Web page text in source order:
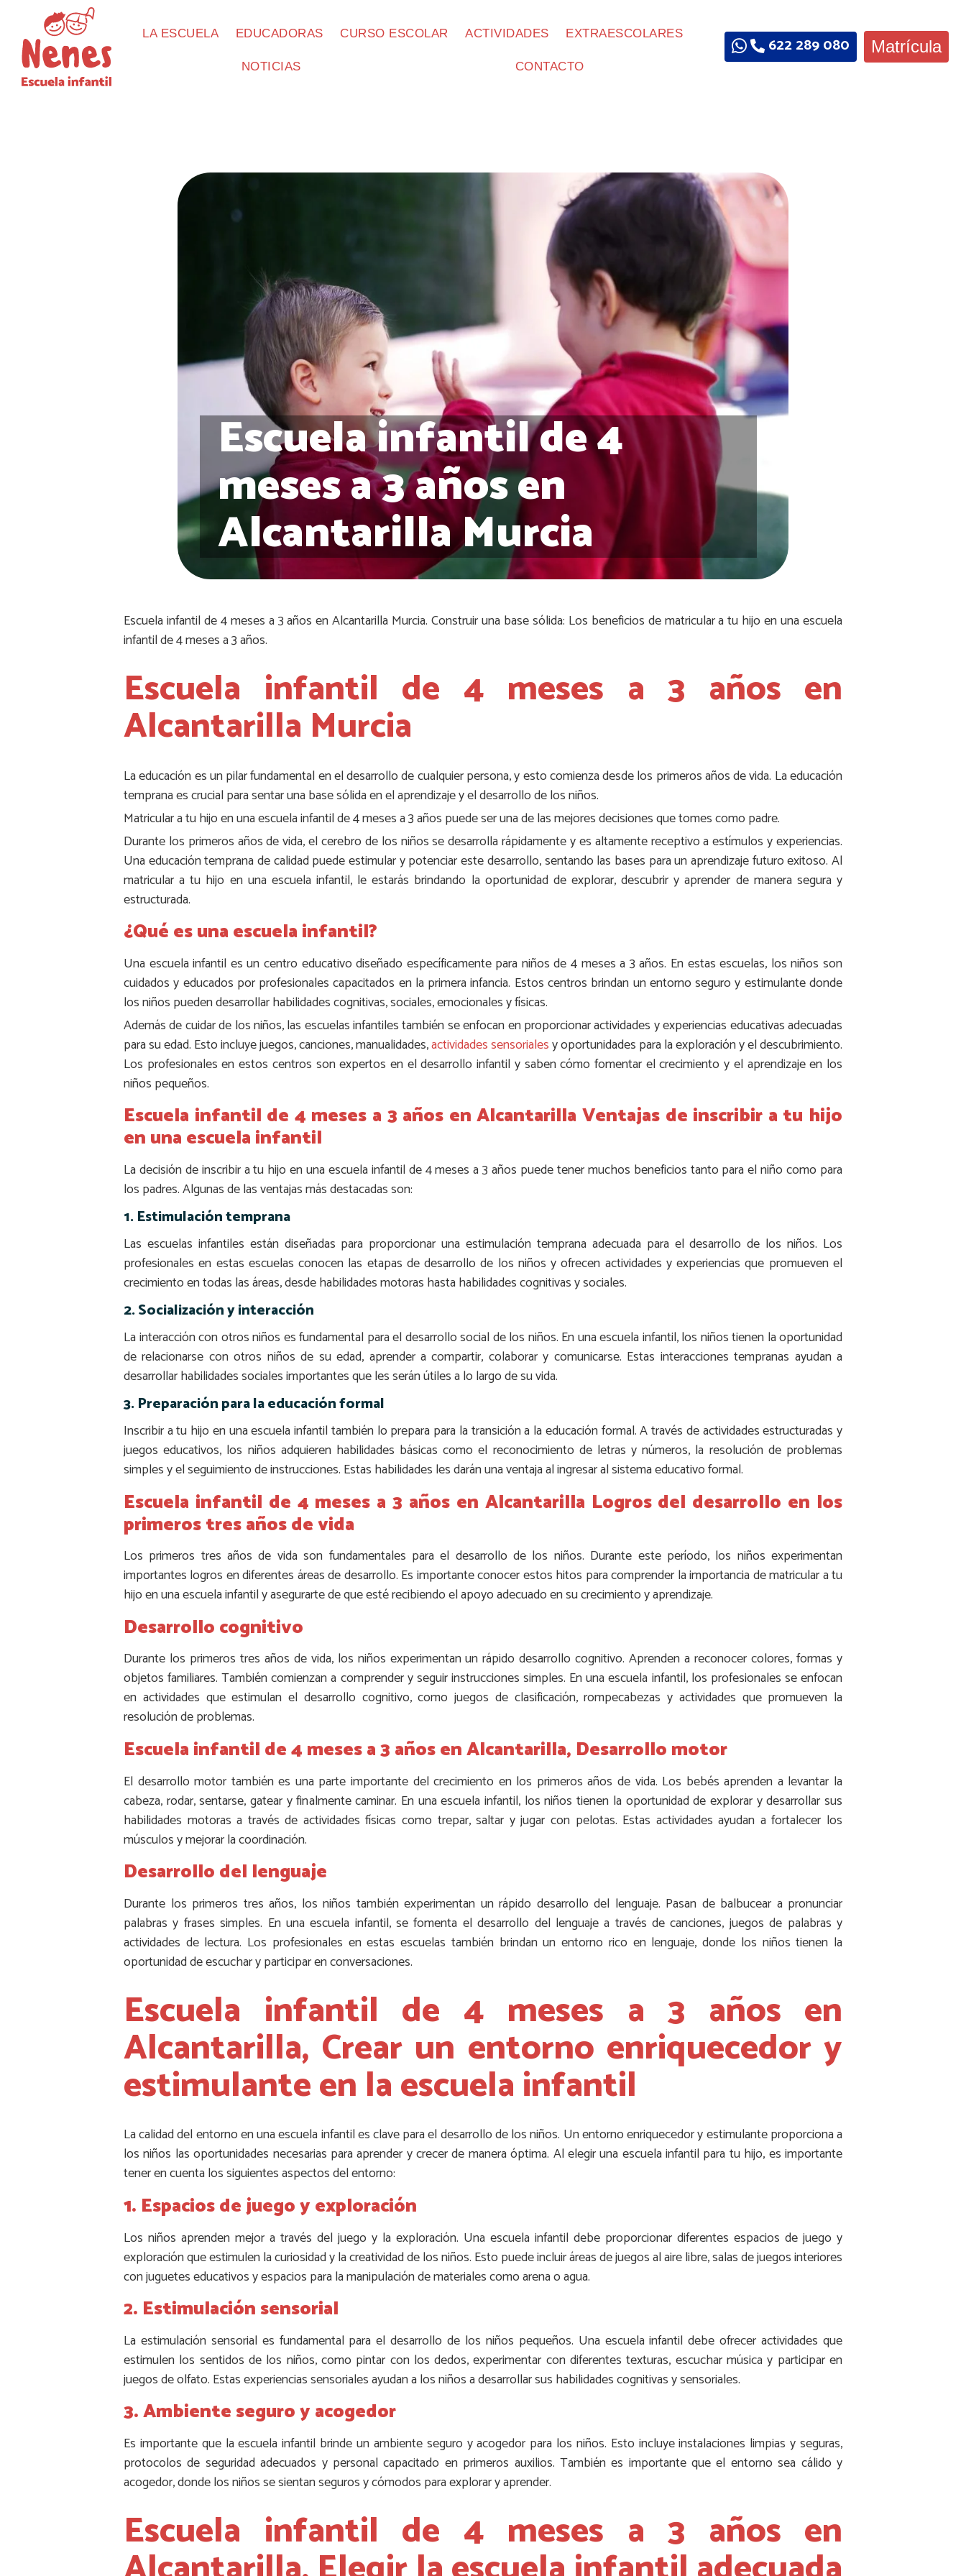
LA ESCUELA EDUCADORAS CURSO ESCOLAR ACTIVIDADES EXTRAESCOLARES
NOTICIAS CONTACTO
622 289 080 Matrícula
Escuela infantil de 4
meses a 3 años en
Alcantarilla Murcia
Escuela infantil de 4 meses a 3 años en Alcantarilla Murcia. Construir una base sólida: Los beneficios de matricular a tu hijo en una escuela
infantil de 4 meses a 3 años.
Escuela infantil de 4 meses a 3 años en
Alcantarilla Murcia
La educación es un pilar fundamental en el desarrollo de cualquier persona, y esto comienza desde los primeros años de vida. La educación
temprana es crucial para sentar una base sólida en el aprendizaje y el desarrollo de los niños.
Matricular a tu hijo en una escuela infantil de 4 meses a 3 años puede ser una de las mejores decisiones que tomes como padre.
Durante los primeros años de vida, el cerebro de los niños se desarrolla rápidamente y es altamente receptivo a estímulos y experiencias.
Una educación temprana de calidad puede estimular y potenciar este desarrollo, sentando las bases para un aprendizaje futuro exitoso. Al
matricular a tu hijo en una escuela infantil, le estarás brindando la oportunidad de explorar, descubrir y aprender de manera segura y
estructurada.
¿Qué es una escuela infantil?
Una escuela infantil es un centro educativo diseñado específicamente para niños de 4 meses a 3 años. En estas escuelas, los niños son
cuidados y educados por profesionales capacitados en la primera infancia. Estos centros brindan un entorno seguro y estimulante donde
los niños pueden desarrollar habilidades cognitivas, sociales, emocionales y físicas.
Además de cuidar de los niños, las escuelas infantiles también se enfocan en proporcionar actividades y experiencias educativas adecuadas
para su edad. Esto incluye juegos, canciones, manualidades,actividades sensorialesy oportunidades para la exploración y el descubrimiento.
Los profesionales en estos centros son expertos en el desarrollo infantil y saben cómo fomentar el crecimiento y el aprendizaje en los
niños pequeños.
Escuela infantil de 4 meses a 3 años en Alcantarilla Ventajas de inscribir a tu hijo
en una escuela infantil
La decisión de inscribir a tu hijo en una escuela infantil de 4 meses a 3 años puede tener muchos beneficios tanto para el niño como para
los padres. Algunas de las ventajas más destacadas son:
1. Estimulación temprana
Las escuelas infantiles están diseñadas para proporcionar una estimulación temprana adecuada para el desarrollo de los niños. Los
profesionales en estas escuelas conocen las etapas de desarrollo de los niños y ofrecen actividades y experiencias que promueven el
crecimiento en todas las áreas, desde habilidades motoras hasta habilidades cognitivas y sociales.
2. Socialización y interacción
La interacción con otros niños es fundamental para el desarrollo social de los niños. En una escuela infantil, los niños tienen la oportunidad
de relacionarse con otros niños de su edad, aprender a compartir, colaborar y comunicarse. Estas interacciones tempranas ayudan a
desarrollar habilidades sociales importantes que les serán útiles a lo largo de su vida.
3. Preparación para la educación formal
Inscribir a tu hijo en una escuela infantil también lo prepara para la transición a la educación formal. A través de actividades estructuradas y
juegos educativos, los niños adquieren habilidades básicas como el reconocimiento de letras y números, la resolución de problemas
simples y el seguimiento de instrucciones. Estas habilidades les darán una ventaja al ingresar al sistema educativo formal.
Escuela infantil de 4 meses a 3 años en Alcantarilla Logros del desarrollo en los
primeros tres años de vida
Los primeros tres años de vida son fundamentales para el desarrollo de los niños. Durante este período, los niños experimentan
importantes logros en diferentes áreas de desarrollo. Es importante conocer estos hitos para comprender la importancia de matricular a tu
hijo en una escuela infantil y asegurarte de que esté recibiendo el apoyo adecuado en su crecimiento y aprendizaje.
Desarrollo cognitivo
Durante los primeros tres años de vida, los niños experimentan un rápido desarrollo cognitivo. Aprenden a reconocer colores, formas y
objetos familiares. También comienzan a comprender y seguir instrucciones simples. En una escuela infantil, los profesionales se enfocan
en actividades que estimulan el desarrollo cognitivo, como juegos de clasificación, rompecabezas y actividades que promueven la
resolución de problemas.
Escuela infantil de 4 meses a 3 años en Alcantarilla, Desarrollo motor
El desarrollo motor también es una parte importante del crecimiento en los primeros años de vida. Los bebés aprenden a levantar la
cabeza, rodar, sentarse, gatear y finalmente caminar. En una escuela infantil, los niños tienen la oportunidad de explorar y desarrollar sus
habilidades motoras a través de actividades físicas como trepar, saltar y jugar con pelotas. Estas actividades ayudan a fortalecer los
músculos y mejorar la coordinación.
Desarrollo del lenguaje
Durante los primeros tres años, los niños también experimentan un rápido desarrollo del lenguaje. Pasan de balbucear a pronunciar
palabras y frases simples. En una escuela infantil, se fomenta el desarrollo del lenguaje a través de canciones, juegos de palabras y
actividades de lectura. Los profesionales en estas escuelas también brindan un entorno rico en lenguaje, donde los niños tienen la
oportunidad de escuchar y participar en conversaciones.
Escuela infantil de 4 meses a 3 años en
Alcantarilla, Crear un entorno enriquecedor y
estimulante en la escuela infantil
La calidad del entorno en una escuela infantil es clave para el desarrollo de los niños. Un entorno enriquecedor y estimulante proporciona a
los niños las oportunidades necesarias para aprender y crecer de manera óptima. Al elegir una escuela infantil para tu hijo, es importante
tener en cuenta los siguientes aspectos del entorno:
1. Espacios de juego y exploración
Los niños aprenden mejor a través del juego y la exploración. Una escuela infantil debe proporcionar diferentes espacios de juego y
exploración que estimulen la curiosidad y la creatividad de los niños. Esto puede incluir áreas de juegos al aire libre, salas de juegos interiores
con juguetes educativos y espacios para la manipulación de materiales como arena o agua.
2. Estimulación sensorial
La estimulación sensorial es fundamental para el desarrollo de los niños pequeños. Una escuela infantil debe ofrecer actividades que
estimulen los sentidos de los niños, como pintar con los dedos, experimentar con diferentes texturas, escuchar música y participar en
juegos de olfato. Estas experiencias sensoriales ayudan a los niños a desarrollar sus habilidades cognitivas y sensoriales.
3. Ambiente seguro y acogedor
Es importante que la escuela infantil brinde un ambiente seguro y acogedor para los niños. Esto incluye instalaciones limpias y seguras,
protocolos de seguridad adecuados y personal capacitado en primeros auxilios. También es importante que el entorno sea cálido y
acogedor, donde los niños se sientan seguros y cómodos para explorar y aprender.
Escuela infantil de 4 meses a 3 años en